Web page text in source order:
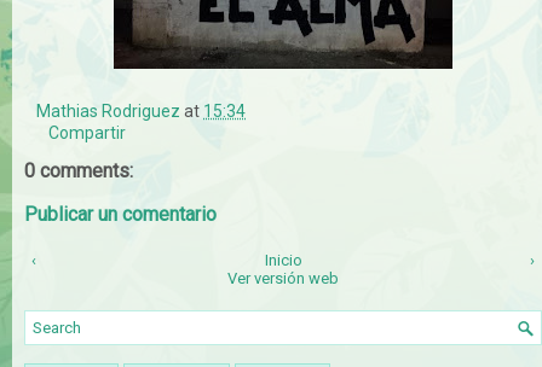
Mathias Rodriguez at 15:34
Compartir
0 comments:
Publicar un comentario
‹ ›
Inicio
Ver versión web